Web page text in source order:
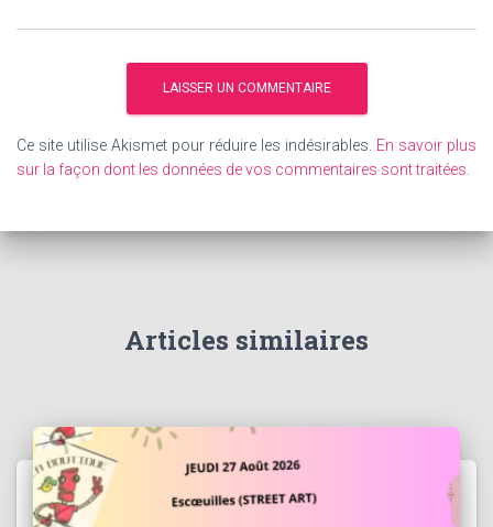
Ce site utilise Akismet pour réduire les indésirables. En savoir plus
sur la façon dont les données de vos commentaires sont traitées
Articles similaires